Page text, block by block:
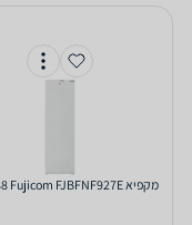
מקפיא Fujicom FJBFNF927E ‏188 ‏ליטר